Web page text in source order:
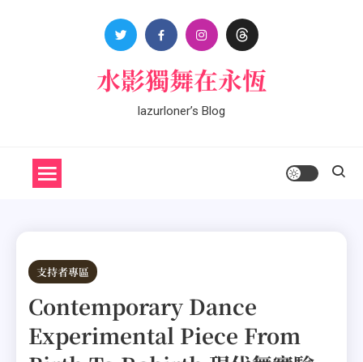
水影獨舞在永恆
lazurloner’s Blog
支持者專區
Contemporary Dance
Experimental Piece From